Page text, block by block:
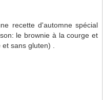
recette d'automne spécial
le brownie à la courge et
sans gluten) .